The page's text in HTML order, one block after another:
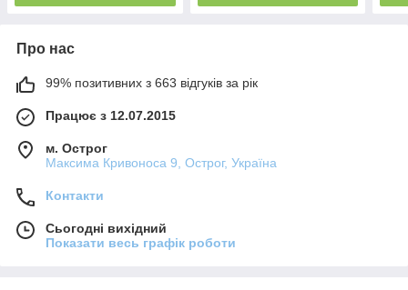
Про нас
99% позитивних з 663 відгуків за рік
Працює з 12.07.2015
м. Острог
Максима Кривоноса 9, Острог, Україна
Контакти
Сьогодні вихідний
Показати весь графік роботи